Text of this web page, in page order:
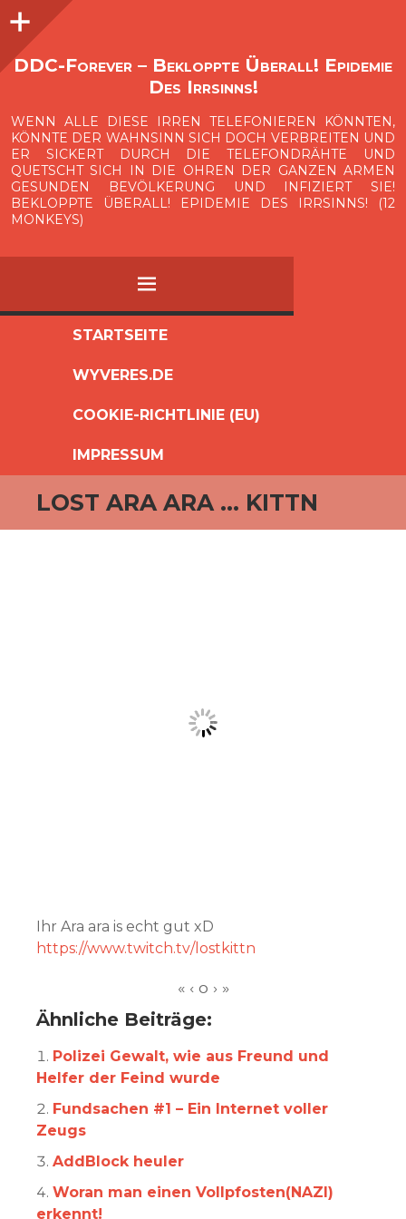
O
p
e
n
i
d
e
b
a
DDC-Forever – Bekloppte Überall! Epidemie
Des Irrsinns!
WENN ALLE DIESE IRREN TELEFONIEREN KÖNNTEN,
KÖNNTE DER WAHNSINN SICH DOCH VERBREITEN UND
ER SICKERT DURCH DIE TELEFONDRÄHTE UND
QUETSCHT SICH IN DIE OHREN DER GANZEN ARMEN
GESUNDEN BEVÖLKERUNG UND INFIZIERT SIE!
BEKLOPPTE ÜBERALL! EPIDEMIE DES IRRSINNS! (12
MONKEYS)
MENÜ
SPRINGEN
STARTSEITE
WYVERES.DE
COOKIE-RICHTLINIE (EU)
IMPRESSUM
Seitenleiste
LOST ARA ARA … KITTN
Ihr Ara ara is echt gut xD
https://www.twitch.tv/lostkittn
Ähnliche Beiträge:
Polizei Gewalt, wie aus Freund und
Helfer der Feind wurde
Fundsachen #1 – Ein Internet voller
Zeugs
AddBlock heuler
Woran man einen Vollpfosten(NAZI)
erkennt!